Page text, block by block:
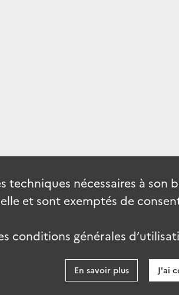
techniques nécessaires à
et sont exemptés de
conditions générales
En savoir plus J'ai